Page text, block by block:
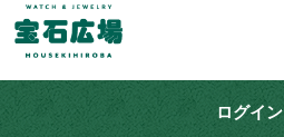
ログイン